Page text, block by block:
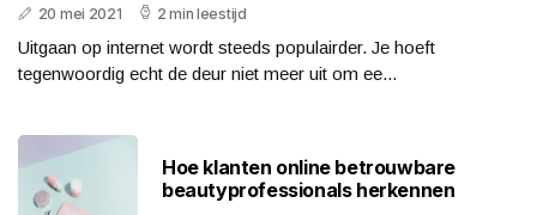
20 mei 2021 2 min leestijd
Uitgaan op internet wordt steeds populairder. Je hoeft
tegenwoordig echt de deur niet meer uit om ee...
Hoe klanten online betrouwbare
beautyprofessionals herkennen